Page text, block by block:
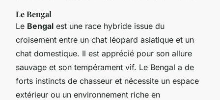
Le Bengal
Le Bengal est une race hybride issue du
croisement entre un chat léopard asiatique et un
chat domestique. Il est apprécié pour son allure
sauvage et son tempérament vif. Le Bengal a de
forts instincts de chasseur et nécessite un espace
extérieur ou un environnement riche en